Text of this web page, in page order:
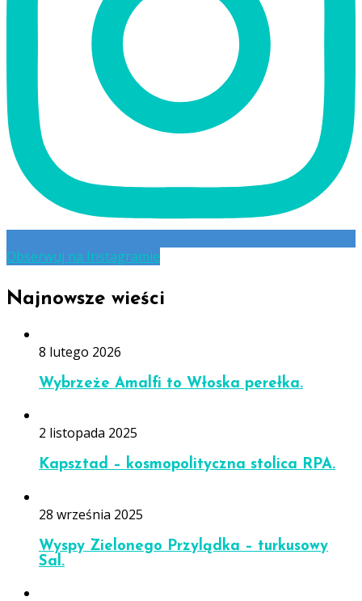
Obserwuj na Instagramie
Najnowsze wieści
8 lutego 2026
Wybrzeże Amalfi to Włoska perełka.
2 listopada 2025
Kapsztad – kosmopolityczna stolica RPA.
28 września 2025
Wyspy Zielonego Przylądka – turkusowy
Sal.